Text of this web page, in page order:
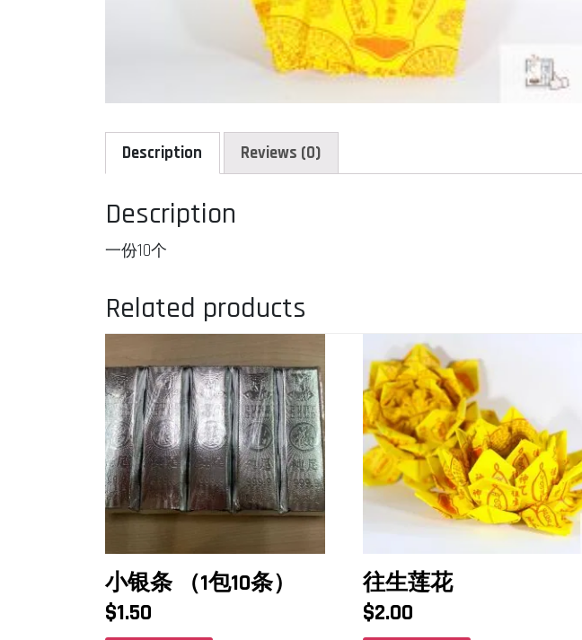
Description Reviews (0)
Description
一份10个
Related products
小银条 （1包10条）
$1.50
往生莲花
$2.00